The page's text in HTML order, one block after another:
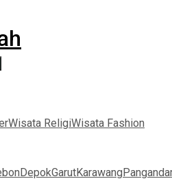
Wisata ReligiWisata Fashion
DepokGarutKarawang